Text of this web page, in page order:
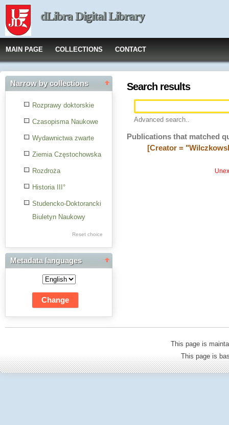
dLibra Digital Library
MAIN PAGE COLLECTIONS CONTACT
Narrow by collections
Rozprawy doktorskie
Czasopisma Naukowe
Wydawnictwa zwarte
Ziemia Częstochowska
Rozdroża
Historia III°
Studencko-Doktorancki
Biuletyn Naukowy
Res Academicae
Science Project Scripts
Biuletyn Informacyjny
WSP w Częstochowie
Reset choice
Metadata languages
Search results
Advanced search..
Publications that matched
[Creator =
This page is
This page is